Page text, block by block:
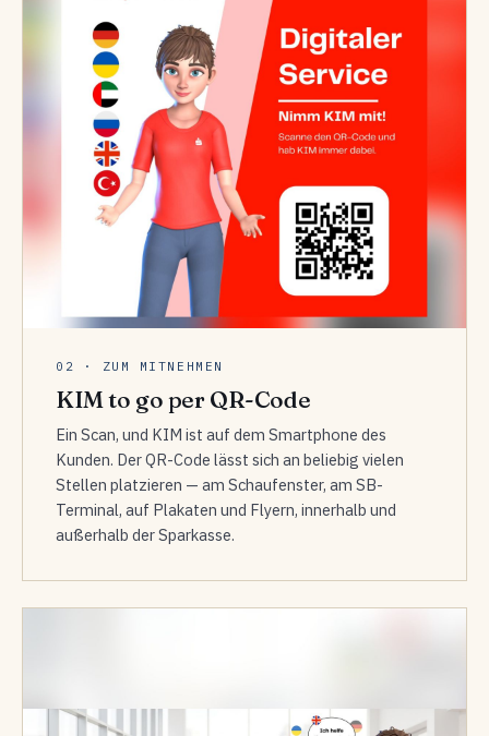
02 · ZUM MITNEHMEN
KIM to go per QR-Code
Ein Scan, und KIM ist auf dem Smartphone des
Kunden. Der QR-Code lässt sich an beliebig vielen
Stellen platzieren — am Schaufenster, am SB-
Terminal, auf Plakaten und Flyern, innerhalb und
außerhalb der Sparkasse.